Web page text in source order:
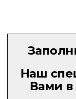
Наш
Вами в